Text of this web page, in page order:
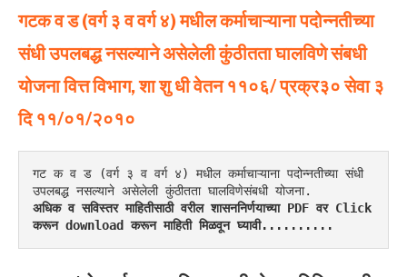
गटकवड (वर्ग ३ ववर्ग ४) मधीलकर्माचाऱ्यानापदोन्नतीच्या
संधीउपलबद्धनसल्यानेअसेलेलीकुंठीतताघालविणेसंबधी
योजनावित्तविभाग, शा शु धी वेतन ११०६/ प्रक्र३० सेवा ३
दि ११/०१/२०१०
गट क व ड (वर्ग ३ व वर्ग ४) मधील कर्माचाऱ्याना पदोन्नतीच्या संधी
उपलबद्ध नसल्याने असेलेली कुंठीतता घालविणेसंबधी योजना.
अधिक व सविस्तर माहितीसाठी वरील शासननिर्णयाच्या PDF वर Click
करून download करून माहिती मिळवून घ्यावी..........